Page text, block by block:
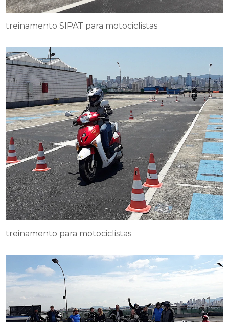
treinamento SIPAT para motociclistas
treinamento para motociclistas